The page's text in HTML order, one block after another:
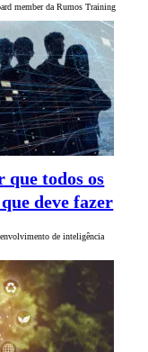
member da Rumos Training
que todos os
deve fazer
de inteligência